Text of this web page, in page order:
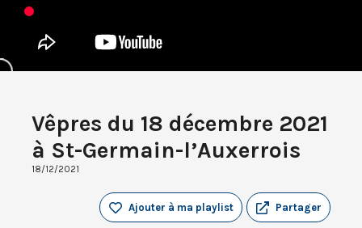
Vêpres du 18 décembre 2021
à St-Germain-l’Auxerrois
18/12/2021
Partager
Ajouter à ma playlist